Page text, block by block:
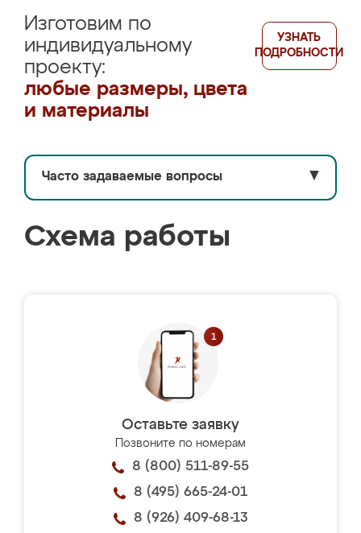
Изготовим по
индивидуальному
проекту:
любые размеры, цвета
и материалы
УЗНАТЬ
ПОДРОБНОСТИ
Часто задаваемые вопросы ▼
Схема работы
Оставьте заявку
Позвоните по номерам
8 (800) 511-89-55
8 (495) 665-24-01
8 (926) 409-68-13